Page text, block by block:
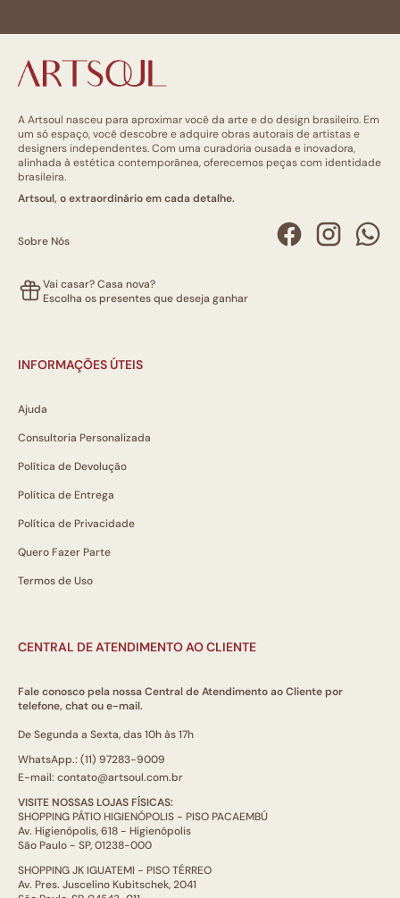
A Artsoul nasceu para aproximar você da arte e do design brasileiro. Em
um só espaço, você descobre e adquire obras autorais de artistas e
designers independentes. Com uma curadoria ousada e inovadora,
alinhada à estética contemporânea, oferecemos peças com identidade
brasileira.
Artsoul, o extraordinário em cada detalhe.
Sobre Nós
Vai casar? Casa nova?
Escolha os presentes que deseja ganhar
INFORMAÇÕES ÚTEIS
Ajuda
Consultoria Personalizada
Política de Devolução
Política de Entrega
Política de Privacidade
Quero Fazer Parte
Termos de Uso
CENTRAL DE ATENDIMENTO AO CLIENTE
Fale conosco pela nossa Central de Atendimento ao Cliente por
telefone, chat ou e-mail.
De Segunda a Sexta, das 10h às 17h
WhatsApp.: (11) 97283-9009
E-mail: contato@artsoul.com.br
VISITE NOSSAS LOJAS FÍSICAS:
SHOPPING PÁTIO HIGIENÓPOLIS - PISO PACAEMBÚ
Av. Higienópolis, 618 - Higienópolis
São Paulo - SP, 01238-000
SHOPPING JK IGUATEMI - PISO TÉRREO
Av. Pres. Juscelino Kubitschek, 2041